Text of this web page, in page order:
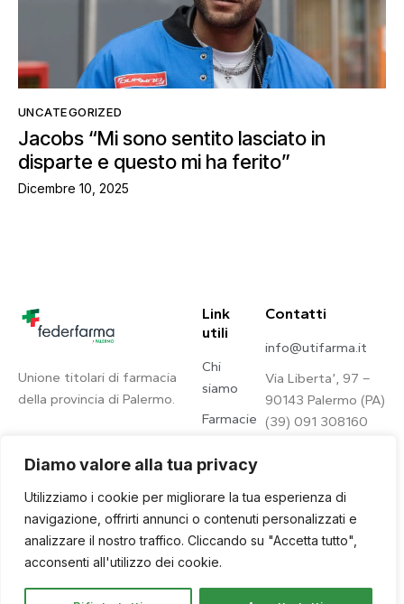
Diamo valore alla tua privacy
Utilizziamo i cookie per migliorare la tua esperienza di
navigazione, offrirti annunci o contenuti personalizzati e
analizzare il nostro traffico. Cliccando su "Accetta tutto",
acconsenti all'utilizzo dei cookie.
UNCATEGORIZED
Jacobs “Mi sono sentito lasciato in
disparte e questo mi ha ferito”
Dicembre 10, 2025
Unione titolari di farmacia
della provincia di Palermo.
Link
utili
Chi
siamo
Farmacie
Policy
Contatti
info@utifarma.it
Via Liberta’, 97 –
90143 Palermo (PA)
(39) 091 308160
© 2026. © U.Ti.Farma – All Qwince